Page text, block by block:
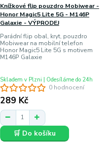
0 hodnocení
Knížkové flip pouzdro Mobiwear -
Honor Magic5 Lite 5G - M146P
Galaxie - VÝPRODEJ
Parádní flip obal, kryt, pouzdro
Mobiwear na mobilní telefon
Honor Magic5 Lite 5G s motivem
M146P Galaxie
289 Kč
Skladem v Plzni | Odesíláme do 24h
🛒 Do košíku